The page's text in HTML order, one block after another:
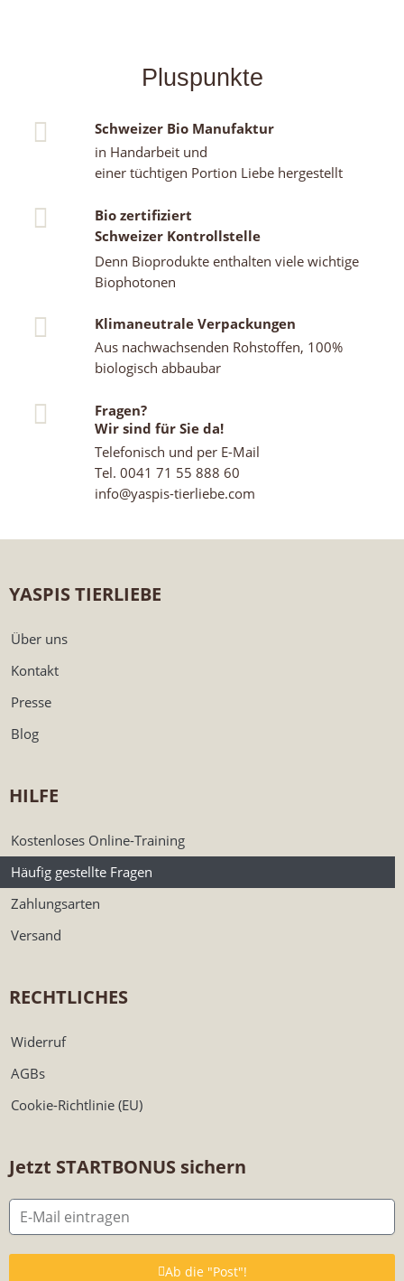
Pluspunkte
Schweizer Bio Manufaktur
in Handarbeit und
einer tüchtigen Portion Liebe hergestellt
Bio zertifiziert
Schweizer Kontrollstelle
Denn Bioprodukte enthalten viele wichtige
Biophotonen
Klimaneutrale Verpackungen
Aus nachwachsenden Rohstoffen, 100%
biologisch abbaubar
Fragen?
Wir sind für Sie da!
Telefonisch und per E-Mail
Tel. 0041 71 55 888 60
info@yaspis-tierliebe.com
YASPIS TIERLIEBE
Über uns
Kontakt
Presse
Blog
HILFE
Kostenloses Online-Training
Häufig gestellte Fragen
Zahlungsarten
Versand
RECHTLICHES
Widerruf
AGBs
Cookie-Richtlinie (EU)
Jetzt STARTBONUS sichern
Ab die "Post"!